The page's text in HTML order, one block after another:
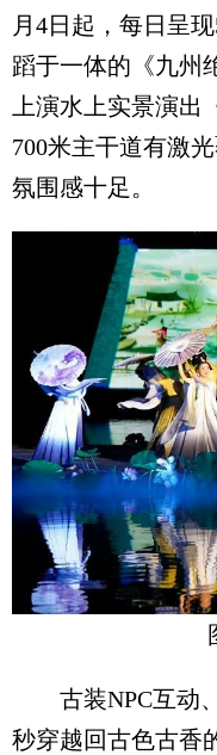
月4日起，每日呈
蹈于一体的《九州
上演水上实景演出
700米主干道有激
氛围感十足。
古装NPC互动、
秒穿越回古色古香